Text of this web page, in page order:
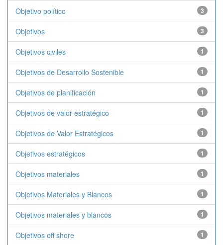
Objetivo político 3
Objetivos 3
Objetivos civiles 1
Objetivos de Desarrollo Sostenible 1
Objetivos de planificación 1
Objetivos de valor estratégico 1
Objetivos de Valor Estratégicos 1
Objetivos estratégicos 1
Objetivos materiales 1
Objetivos Materiales y Blancos 1
Objetivos materiales y blancos 1
Objetivos off shore 1